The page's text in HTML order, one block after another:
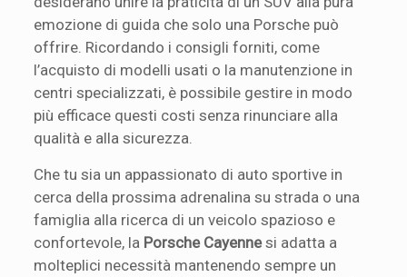
emozione di guida che solo una Porsche può
offrire. Ricordando i consigli forniti, come
l’acquisto di modelli usati o la manutenzione in
centri specializzati, è possibile gestire in modo
più efficace questi costi senza rinunciare alla
qualità e alla sicurezza.
Che tu sia un appassionato di auto sportive in
cerca della prossima adrenalina su strada o una
famiglia alla ricerca di un veicolo spazioso e
confortevole, la Porsche Cayennesi adatta a
molteplici necessità mantenendo sempre un